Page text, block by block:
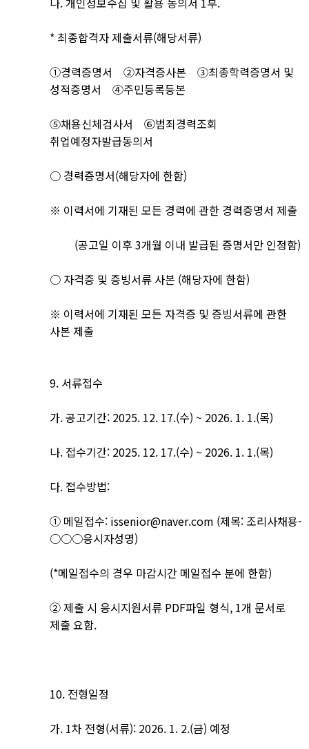
* 최종합격자 제출서류(해당서류)
①경력증명서 ②자격증사본 ③최종학력증명서 및
성적증명서 ④주민등록등본
⑤채용신체검사서 ⑥범죄경력조회
취업예정자발급동의서
○ 경력증명서(해당자에 한함)
※ 이력서에 기재된 모든 경력에 관한 경력증명서 제출
(공고일 이후 3개월 이내 발급된 증명서만 인정함)
○ 자격증 및 증빙서류 사본 (해당자에 한함)
※ 이력서에 기재된 모든 자격증 및 증빙서류에 관한
사본 제출
9. 서류접수
가. 공고기간: 2025. 12. 17.(수) ~ 2026. 1. 1.(목)
나. 접수기간: 2025. 12. 17.(수) ~ 2026. 1. 1.(목)
다. 접수방법:
① 메일접수: issenior@naver.com (제목: 조리사채용-
○○○응시자성명)
(*메일접수의 경우 마감시간 메일접수 분에 한함)
② 제출 시 응시지원서류 PDF파일 형식, 1개 문서로
제출 요함.
10. 전형일정
가. 1차 전형(서류): 2026. 1. 2.(금) 예정